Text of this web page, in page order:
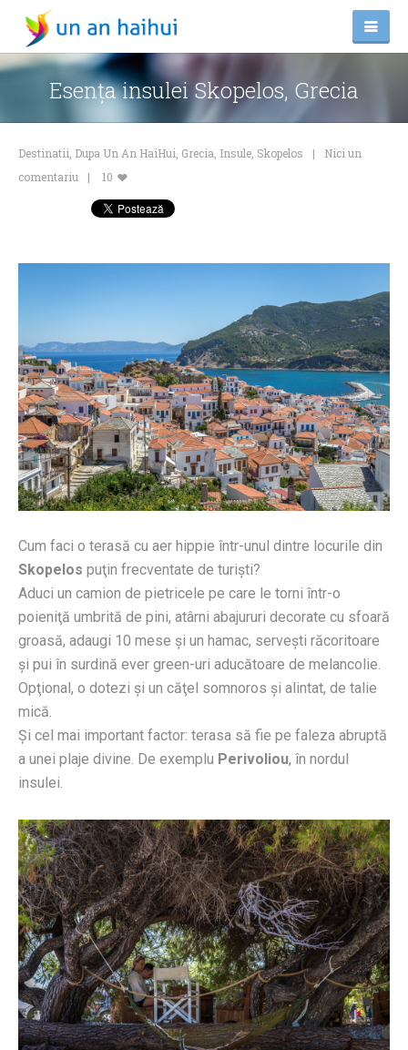
Esenţa insulei Skopelos, Grecia
Destinatii Dupa Un An HaiHui Grecia Insule Skopelos
Nici un
comentariu
10
Cum faci o terasă cu aer hippie într-unul dintre locurile din
Skopelos puţin frecventate de turişti?
Aduci un camion de pietricele pe care le torni într-o
poieniţă umbrită de pini, atârni abajururi decorate cu sfoară
groasă, adaugi 10 mese şi un hamac, serveşti răcoritoare
şi pui în surdină ever green-uri aducătoare de melancolie.
Opţional, o dotezi şi un căţel somnoros şi alintat, de talie
mică.
Şi cel mai important factor: terasa să fie pe faleza abruptă
a unei plaje divine. De exemplu Perivoliou, în nordul
insulei.